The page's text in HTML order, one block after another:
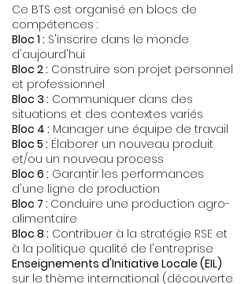
Ce BTS est organisé en blocs de
compétences :
Bloc 1 : S'inscrire dans le monde
d'aujourd'hui
Bloc 2 : Construire son projet personnel
et professionnel
Bloc 3 : Communiquer dans des
situations et des contextes variés
Bloc 4 : Manager une équipe de travail
Bloc 5 : Élaborer un nouveau produit
et/ou un nouveau process
Bloc 6 : Garantir les performances
d'une ligne de production
Bloc 7 : Conduire une production agro-
alimentaire
Bloc 8 : Contribuer à la stratégie RSE et
à la politique qualité de l'entreprise
Enseignements d'Initiative Locale (EIL)
sur le thème international (découverte